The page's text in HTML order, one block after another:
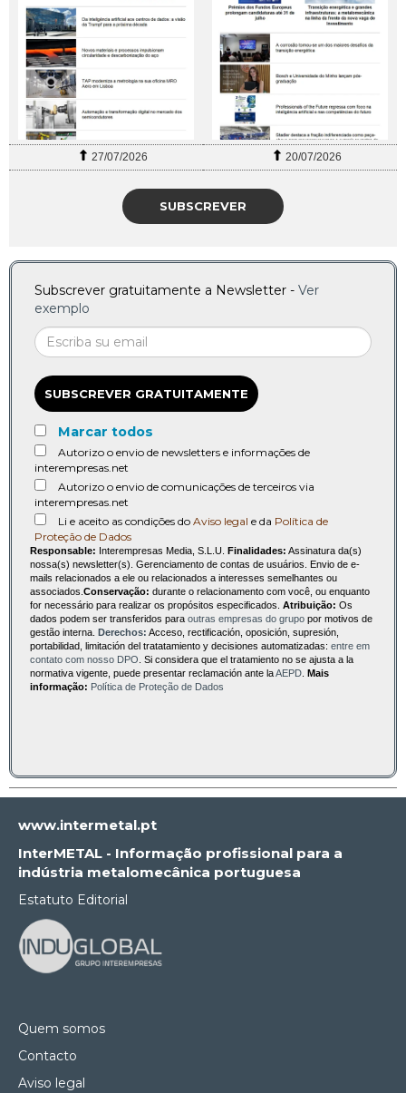
27/07/2026 20/07/2026
SUBSCREVER
Subscrever gratuitamente a Newsletter - Ver
exemplo
SUBSCREVER GRATUITAMENTE
Marcar todos
Autorizo o envio de newsletters e informações de
interempresas.net
Autorizo o envio de comunicações de terceiros via
interempresas.net
Li e aceito as condições do Aviso legal e da Política de
Proteção de Dados
Responsable: Interempresas Media, S.L.U. Finalidades: Assinatura da(s)
nossa(s) newsletter(s). Gerenciamento de contas de usuários. Envio de e-
mails relacionados a ele ou relacionados a interesses semelhantes ou
associados. Conservação: durante o relacionamento com você, ou enquanto
for necessário para realizar os propósitos especificados. Atribuição: Os
dados podem ser transferidos para outras empresas do grupo por motivos de
gestão interna. Derechos: Acceso, rectificación, oposición, supresión,
portabilidad, limitación del tratatamiento y decisiones automatizadas: entre em
contato com nosso DPO . Si considera que el tratamiento no se ajusta a la
normativa vigente, puede presentar reclamación ante laAEPD Mais
informação: Política de Proteção de Dados
www.intermetal.pt
InterMETAL - Informação profissional para a
indústria metalomecânica portuguesa
Estatuto Editorial
Quem somos
Contacto
Aviso legal